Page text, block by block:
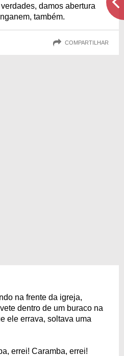
damos abertura
também.
COMPARTILHAR
na frente da igreja,
dentro de um buraco na
ele errava, soltava uma
errei! Caramba, errei!